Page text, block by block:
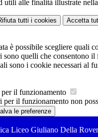
utili alle finalità illustrate nella
tutti i cookies Accetta
è possibile scegliere quali
sono quelli che consentono
sono i cookie necessari al
il funzionamento
per il funzionamento non
le preferenze
Liceo Giuliano Della